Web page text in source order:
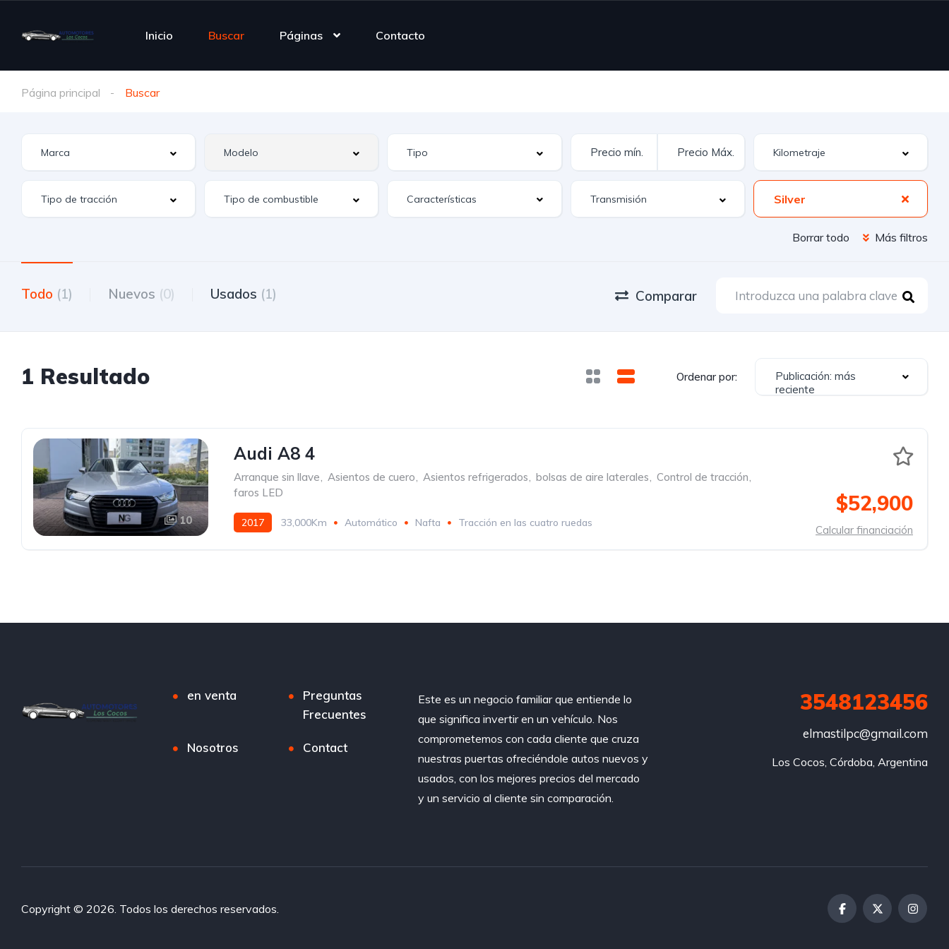
Inicio Buscar Páginas Contacto
Página principal Buscar
Características Silver
Borrar todo Más filtros
Todo (1) Nuevos (0) Usados (1) Comparar
1 Resultado Ordenar por:
Publicación: más
reciente
10
Audi A8 4
Arranque sin llave, Asientos de cuero, Asientos refrigerados, bolsas de aire laterales, Control de tracción,
faros LED
2017 33,000Km Automático Nafta Tracción en las cuatro ruedas
$52,900
Calcular financiación
en venta
Preguntas
Frecuentes
Nosotros Contact
Este es un negocio familiar que entiende lo
que significa invertir en un vehículo. Nos
comprometemos con cada cliente que cruza
nuestras puertas ofreciéndole autos nuevos y
usados, con los mejores precios del mercado
y un servicio al cliente sin comparación.
3548123456
elmastilpc@gmail.com
Los Cocos, Córdoba, Argentina
Copyright © 2026. Todos los derechos reservados.